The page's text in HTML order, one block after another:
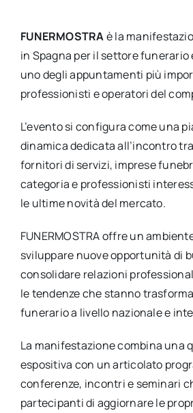
FUNERMOSTRAè la
in Spagna per il settore funerario
uno degli appuntamenti più
professionisti e operatori del
L’evento si configura come una
dinamica dedicata all’incontro
fornitori di servizi, imprese
categoria e professionisti
le ultime novità del mercato.
FUNERMOSTRA offre un
sviluppare nuove opportunità di
consolidare relazioni
le tendenze che stanno
funerario a livello nazionale e
La manifestazione combina una
espositiva con un articolato
conferenze, incontri e seminari
partecipanti di aggiornare le